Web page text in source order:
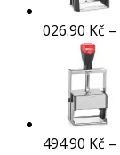
026.90 Kč –
494.90 Kč –